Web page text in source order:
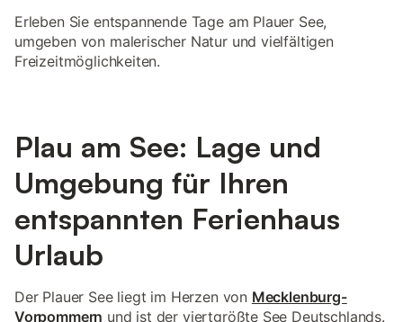
Erleben Sie entspannende Tage am Plauer See,
umgeben von malerischer Natur und vielfältigen
Freizeitmöglichkeiten.
Plau am See: Lage und
Umgebung für Ihren
entspannten Ferienhaus
Urlaub
Der Plauer See liegt im Herzen von Mecklenburg-
Vorpommern und ist der viertgrößte See Deutschlands.